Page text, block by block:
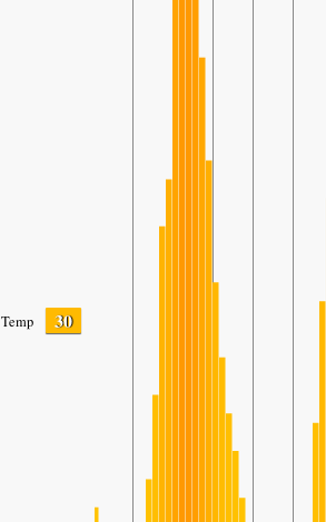
Temp 30